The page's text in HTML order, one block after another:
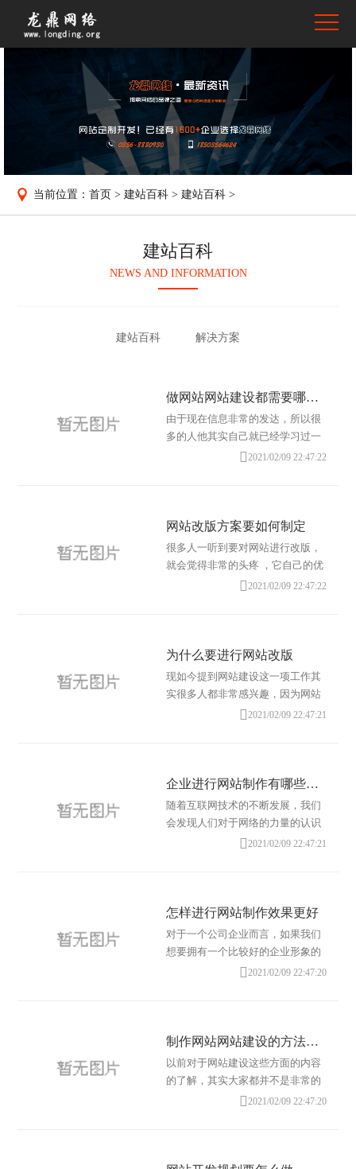
当前位置：首页 >建站百科 >建站百科 >
建站百科
NEWS AND INFORMATION
建站百科 解决方案
做网站网站建设都需要哪些东西
由于现在信息非常的发达，所以很
多的人他其实自己就已经学习过一
些做网站的相关内容，当然这些人
2021/02/09 22:47:22
网站改版方案要如何制定
很多人一听到要对网站进行改版，
就会觉得非常的头疼 ，它自己的优
缺点都是不一样的，所以，大家在
2021/02/09 22:47:22
为什么要进行网站改版
现如今提到网站建设这一项工作其
实很多人都非常感兴趣，因为网站
建设的工作不单单会跟我们的个人
2021/02/09 22:47:21
企业进行网站制作有哪些好处
随着互联网技术的不断发展，我们
会发现人们对于网络的力量的认识
变得更加的充分，因为大家已经开
2021/02/09 22:47:21
怎样进行网站制作效果更好
对于一个公司企业而言，如果我们
想要拥有一个比较好的企业形象的
话，那么我们就一定要合理的利用
2021/02/09 22:47:20
制作网站网站建设的方法都有哪些
以前对于网站建设这些方面的内容
的了解，其实大家都并不是非常的
关注，因为在我们的心目当中会认
2021/02/09 22:47:20